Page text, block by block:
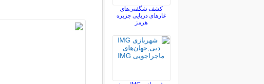
کشف شگفتی‌های
غارهای دریایی جزیره
هرمز